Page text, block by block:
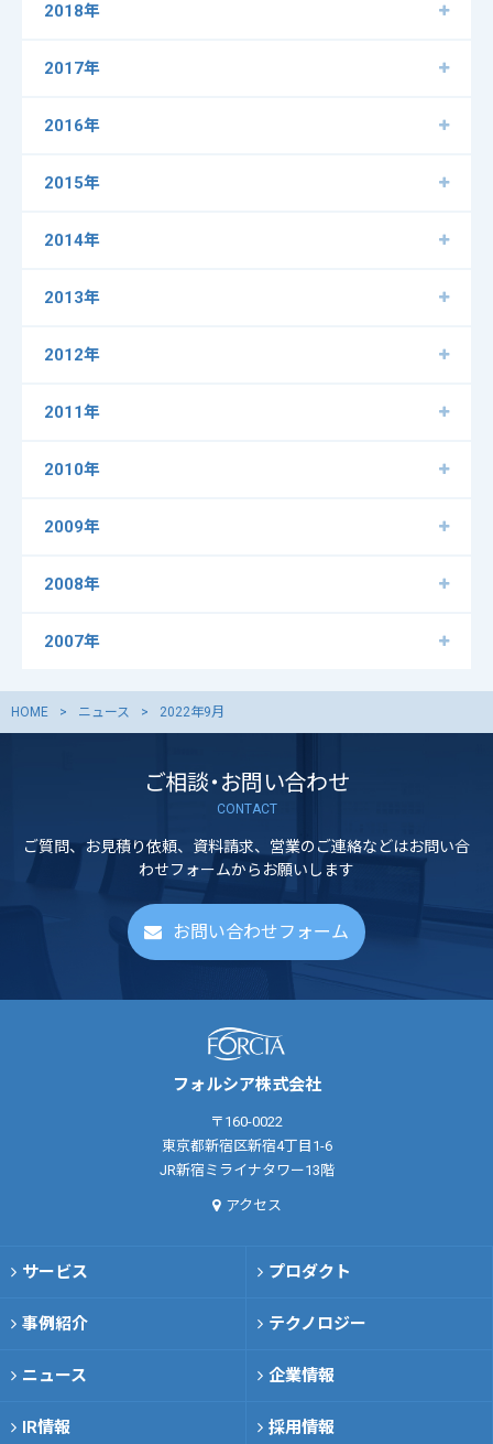
2018年
2017年
2016年
2015年
2014年
2013年
2012年
2011年
2010年
2009年
2008年
2007年
HOME ニュース 2022年9月
ご相談・お問い合わせ
CONTACT
ご質問、お見積り依頼、資料請求、営業のご連絡などはお問い合
わせフォームからお願いします
お問い合わせフォーム
フォルシア株式会社
〒160-0022
東京都新宿区新宿4丁目1-6
JR新宿ミライナタワー13階
アクセス
サービス プロダクト
事例紹介 テクノロジー
ニュース 企業情報
IR情報 採用情報